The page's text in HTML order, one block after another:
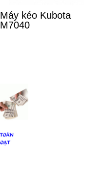
Máy kéo Kubota
M7040